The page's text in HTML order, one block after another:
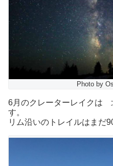
Photo by
6月のクレーターレイクは
す。
リム沿いのトレイルはまだ